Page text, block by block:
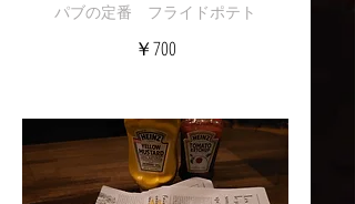
パブの定番 フライドポテト
￥700